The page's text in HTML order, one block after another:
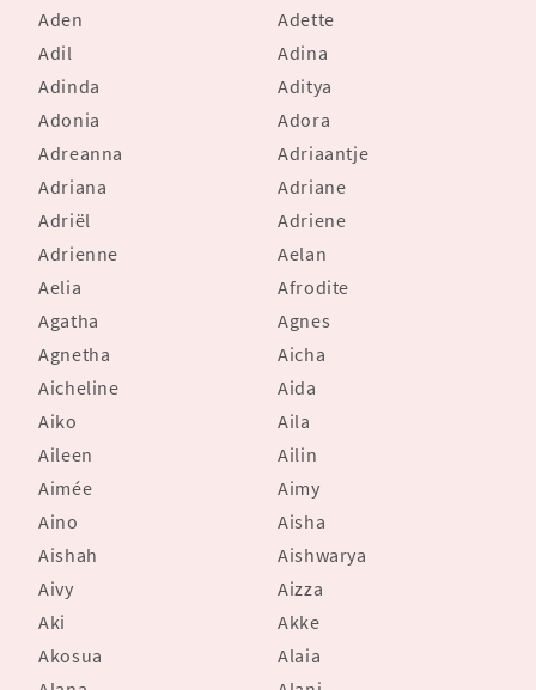
Aden
Adette
Adil
Adina
Adinda
Aditya
Adonia
Adora
Adreanna
Adriaantje
Adriana
Adriane
Adriël
Adriene
Adrienne
Aelan
Aelia
Afrodite
Agatha
Agnes
Agnetha
Aicha
Aicheline
Aida
Aiko
Aila
Aileen
Ailin
Aimée
Aimy
Aino
Aisha
Aishah
Aishwarya
Aivy
Aizza
Aki
Akke
Akosua
Alaia